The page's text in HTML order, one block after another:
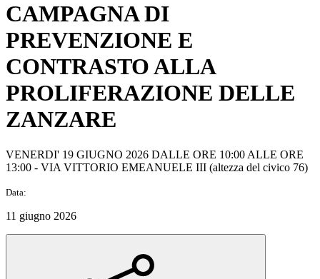
CAMPAGNA DI
PREVENZIONE E
CONTRASTO ALLA
PROLIFERAZIONE DELLE
ZANZARE
VENERDI' 19 GIUGNO 2026 DALLE ORE 10:00 ALLE ORE
13:00 - VIA VITTORIO EMEANUELE III (altezza del civico 76)
Data:
11 giugno 2026